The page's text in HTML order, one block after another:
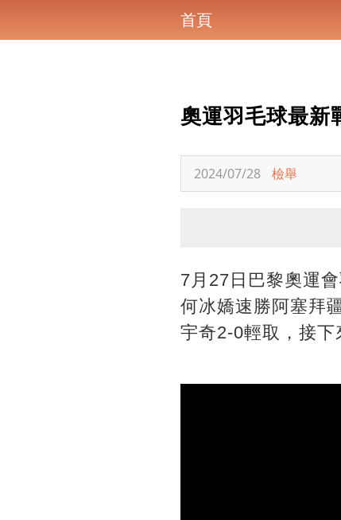
首頁
奧運羽毛球最新
2024/07/28 檢舉
7月27日巴黎奧運
何冰嬌速勝阿塞拜
宇奇2-0輕取，接下